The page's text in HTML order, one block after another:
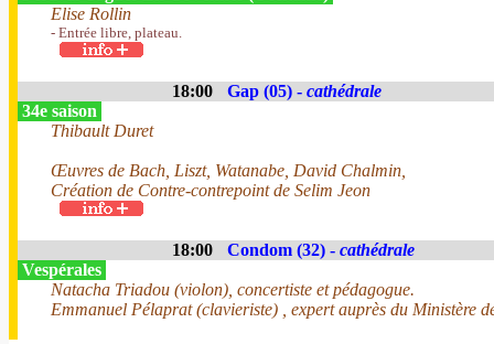
Elise Rollin
- Entrée libre, plateau.
18:00 Gap (05) - cathédrale
34e saison
Thibault Duret
Œuvres de Bach, Liszt, Watanabe, David Chalmin,
Création de Contre-contrepoint de Selim Jeon
18:00 Condom (32) - cathédrale
Vespérales
Natacha Triadou (violon), concertiste et pédagogue.
Emmanuel Pélaprat (clavieriste) , expert auprès du Ministère